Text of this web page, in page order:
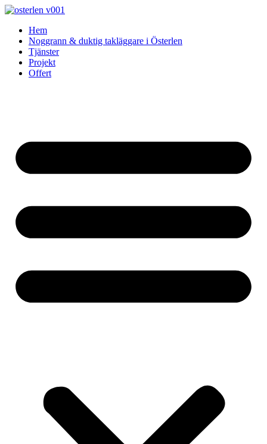
Skip
contentHem
Noggrann & duktig takläggare i Österlen
Tjänster
Projekt
Offert